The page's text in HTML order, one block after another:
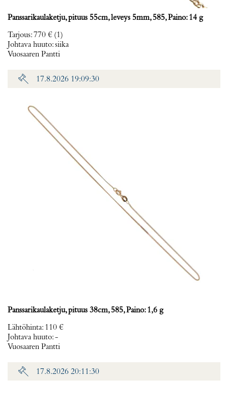
Panssarikaulaketju, pituus 55cm, leveys 5mm, 585, Paino: 14 g
Tarjous:770 € (1)
Johtava huuto:siika
Vuosaaren Pantti
17.8.2026 19:09:30
Panssarikaulaketju, pituus 38cm, 585, Paino: 1,6 g
Lähtöhinta: 110 €
Johtava huuto:-
Vuosaaren Pantti
17.8.2026 20:11:30